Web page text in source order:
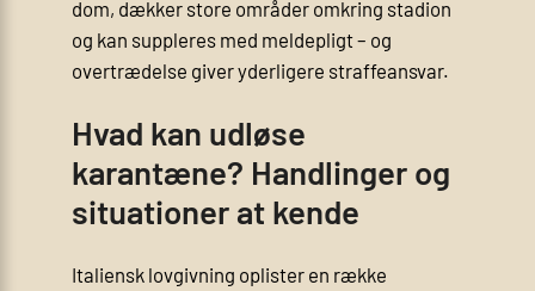
dom, dækker store områder omkring stadion
og kan suppleres med meldepligt – og
overtrædelse giver yderligere straffeansvar.
Hvad kan udløse
karantæne? Handlinger og
situationer at kende
Italiensk lovgivning oplister en række